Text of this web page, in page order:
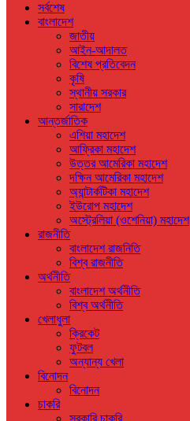
সর্বশেষ
বাংলাদেশ
জাতীয়
আইন-আদালত
বিশেষ প্রতিবেদন
কৃষি
স্থানীয় সরকার
সারাদেশ
আন্তর্জাতিক
এশিয়া মহাদেশ
আফ্রিকা মহাদেশ
উত্তর আমেরিকা মহাদেশ
দক্ষিন আমেরিকা মহাদেশ
অ্যান্টার্কটিকা মহাদেশ
ইউরোপ মহাদেশ
অস্ট্রেলিয়া (ওশেনিয়া) মহাদেশ
রাজনীতি
বাংলাদেশ রাজনিতি
বিশ্ব রাজনীতি
অর্থনীতি
বাংলাদেশ অর্থনীতি
বিশ্ব অর্থনীতি
খেলাধুলা
ক্রিকেট
ফুটবল
অন্যান্য খেলা
বিনোদন
বিনোদন
চাকরি
সরকারি চাকরি